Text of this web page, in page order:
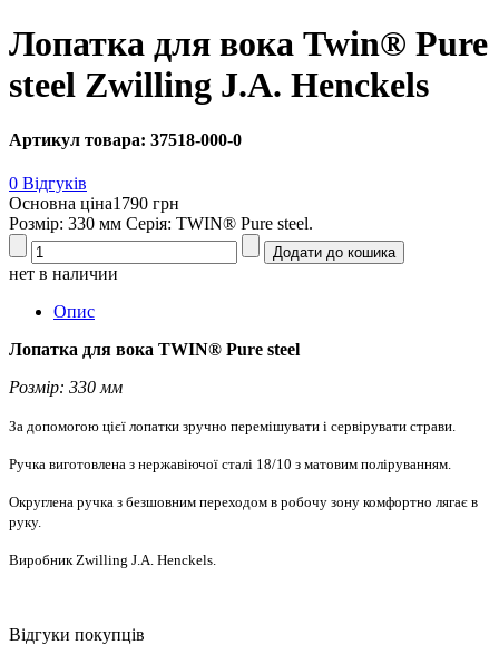
Лопатка для вока Twin® Pure
steel Zwilling J.A. Henckels
Артикул товара: 37518-000-0
0 Відгуків
Основна ціна1790 грн
Розмір: 330 мм Серія: TWIN® Pure steel.
нет в наличии
Опис
Лопатка для вока TWIN® Pure steel
Розмір: 330 мм
За допомогою цієї лопатки зручно перемішувати і сервірувати страви.
Ручка виготовлена з нержавіючої сталі 18/10 з матовим поліруванням.
Округлена ручка з безшовним переходом в робочу зону комфортно лягає в
руку.
Виробник Zwilling J.A. Henckels.
Відгуки покупців